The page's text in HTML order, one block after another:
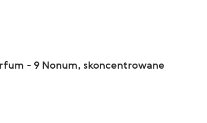
- 9 Nonum, skoncentrowane